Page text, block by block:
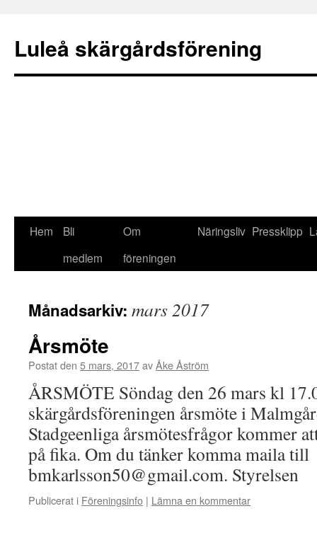
Luleå skärgårdsförening
GåHem
Bli
medlem
Om
föreningen
Näringsliv Pressklipp
Månadsarkiv: mars 2017
Årsmöte
Postat den 5 mars, 2017avÅke Åström
ÅRSMÖTE Söndag den 26 mars kl
skärgårdsföreningen årsmöte i
Stadgeenliga årsmötesfrågor kommer
på fika. Om du tänker komma maila till
bmkarlsson50@gmail.com. Styrelsen
Publicerat i Föreningsinfo | Lämna en kommentar